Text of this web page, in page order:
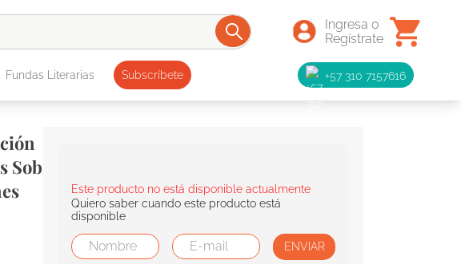
Fundas Literarias Subscríbete +57 310 7157616
Este producto no está disponible actualmente
Quiero saber cuando este producto está
disponible
ENVIAR